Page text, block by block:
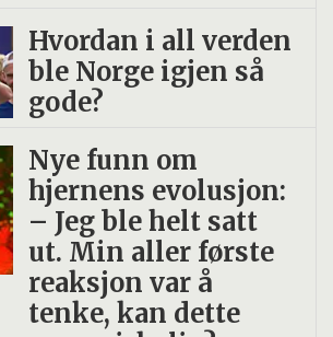
Hvordan i all verden
ble Norge igjen så
gode?
Nye funn om
hjernens evolusjon:
– Jeg ble helt satt
ut. Min aller første
reaksjon var å
tenke, kan dette